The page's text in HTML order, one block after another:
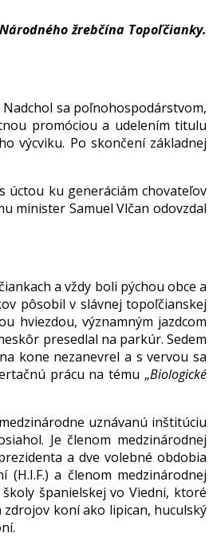
žrebčína Topoľčianky.
sa poľnohospodárstvom,
promóciou a udelením titulu
výcviku. Po skončení základnej
úctou ku generáciám chovateľov
minister Samuel Vlčan odovzdal
a vždy boli pýchou obce a
pôsobil v slávnej topoľčianskej
hviezdou, významným jazdcom
presedlal na parkúr. Sedem
kone nezanevrel a s vervou sa
prácu na tému „Biologické
uznávanú inštitúciu
Je členom medzinárodnej
a dve volebné obdobia
a členom medzinárodnej
španielskej vo Viedni, ktoré
koní ako lipican, huculský